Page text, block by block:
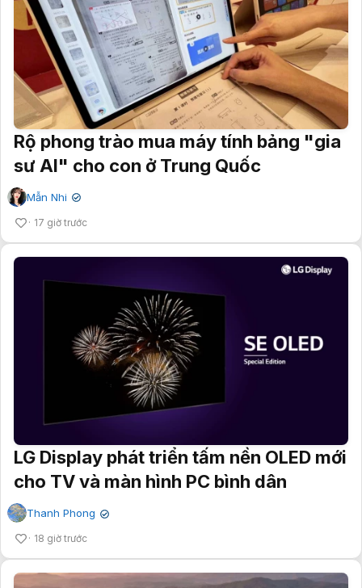
Rộ phong trào mua máy tính bảng "gia
sư AI" cho con ở Trung Quốc
Mẫn Nhi ✔
17 giờ trước
LG Display phát triển tấm nền OLED mới
cho TV và màn hình PC bình dân
Thanh Phong ✔
18 giờ trước